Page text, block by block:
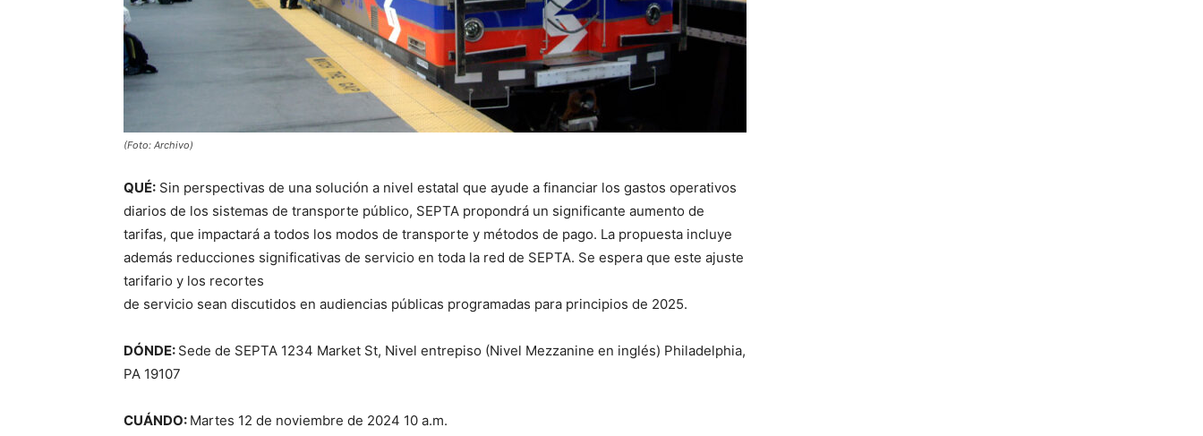
(Foto: Archivo)
QUÉ: Sin perspectivas de una solución a nivel estatal que ayude a financiar los gastos operativos
diarios de los sistemas de transporte público, SEPTA propondrá un significante aumento de
tarifas, que impactará a todos los modos de transporte y métodos de pago. La propuesta incluye
además reducciones significativas de servicio en toda la red de SEPTA. Se espera que este ajuste
tarifario y los recortes
de servicio sean discutidos en audiencias públicas programadas para principios de 2025.
DÓNDE: Sede de SEPTA 1234 Market St, Nivel entrepiso (Nivel Mezzanine en inglés) Philadelphia,
PA 19107
CUÁNDO: Martes 12 de noviembre de 2024 10 a.m.